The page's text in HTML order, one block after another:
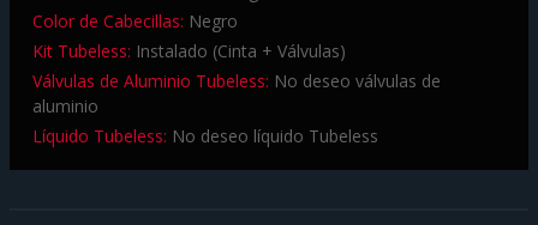
Color de Cabecillas: Negro
Kit Tubeless: Instalado (Cinta + Válvulas)
Válvulas de Aluminio Tubeless: No deseo válvulas de
aluminio
Líquido Tubeless: No deseo líquido Tubeless